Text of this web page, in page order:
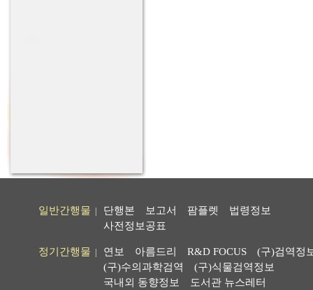
일반간행물 단행본 보고서 팜플렛
법령정보
사전정보공표
정기간행물 연보 아름드리 R&D FOCUS
(구)검역정
(구)수의과학검역
(구)식물검역정보
국내외 동향정보
도서관 뉴스레터